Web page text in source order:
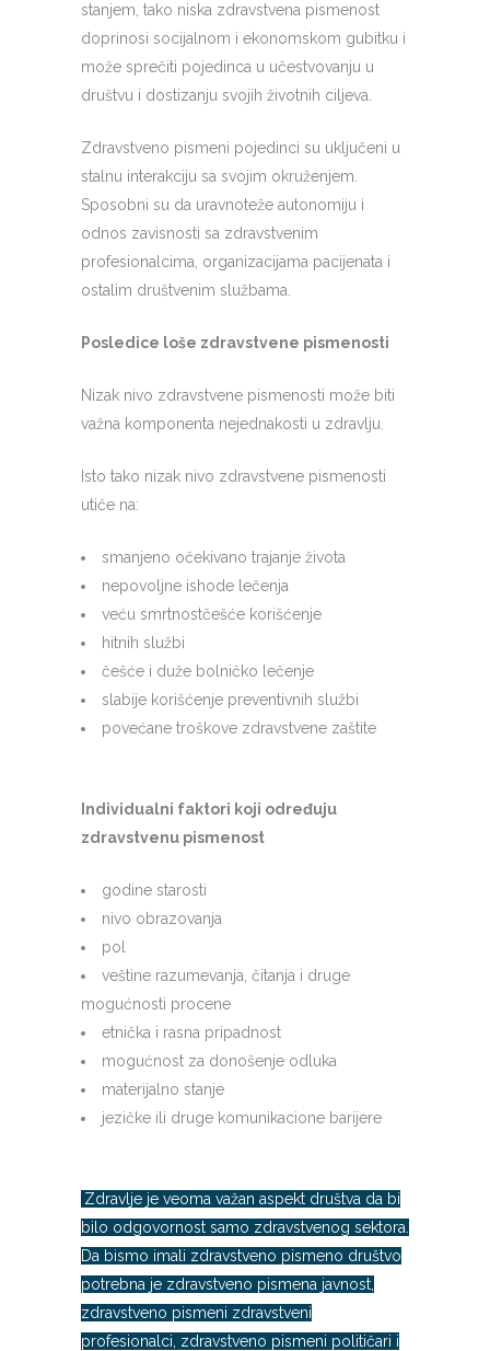
stanjem, tako niska zdravstvena pismenost
doprinosi socijalnom i ekonomskom gubitku i
može sprečiti pojedinca u učestvovanju u
društvu i dostizanju svojih životnih ciljeva.
Zdravstveno pismeni pojedinci su uključeni u
stalnu interakciju sa svojim okruženjem.
Sposobni su da uravnoteže autonomiju i
odnos zavisnosti sa zdravstvenim
profesionalcima, organizacijama pacijenata i
ostalim društvenim službama.
Posledice loše zdravstvene pismenosti
Nizak nivo zdravstvene pismenosti može biti
važna komponenta nejednakosti u zdravlju.
Isto tako nizak nivo zdravstvene pismenosti
utiče na:
smanjeno očekivano trajanje života
nepovoljne ishode lečenja
veću smrtnostčešće korišćenje
hitnih službi
češće i duže bolničko lečenje
slabije korišćenje preventivnih službi
povećane troškove zdravstvene zaštite
Individualni faktori koji određuju
zdravstvenu pismenost
godine starosti
nivo obrazovanja
pol
veštine razumevanja, čitanja i druge
mogućnosti procene
etnička i rasna pripadnost
mogućnost za donošenje odluka
materijalno stanje
jezičke ili druge komunikacione barijere
Zdravlje je veoma važan aspekt društva da bi
bilo odgovornost samo zdravstvenog sektora.
Da bismo imali zdravstveno pismeno društvo
potrebna je zdravstveno pismena javnost,
zdravstveno pismeni zdravstveni
profesionalci, zdravstveno pismeni političari i